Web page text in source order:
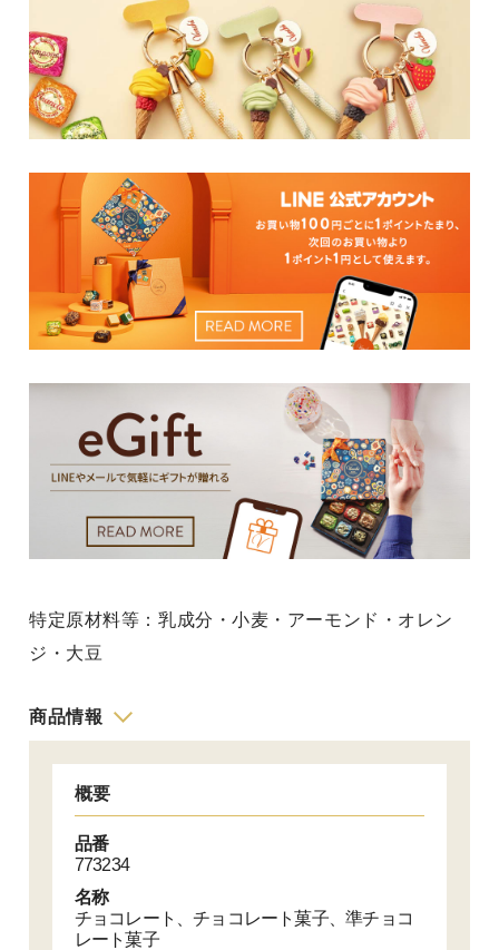
特定原材料等：乳成分・小麦・アーモンド・オレン
ジ・大豆
商品情報
概要
品番
773234
名称
チョコレート、チョコレート菓子、準チョコ
レート菓子